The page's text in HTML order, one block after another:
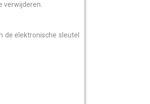
verwijderen.
de elektronische sleutel